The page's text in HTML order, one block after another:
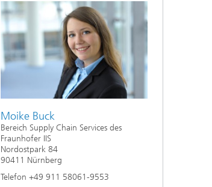
Moike Buck
Bereich Supply Chain Services des
Fraunhofer IIS
Nordostpark 84
90411 Nürnberg
Telefon +49 911 58061-9553